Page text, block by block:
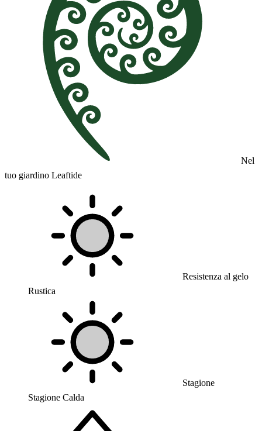
Nel
tuo giardino Leaftide
Resistenza al gelo
Rustica
Stagione
Stagione Calda